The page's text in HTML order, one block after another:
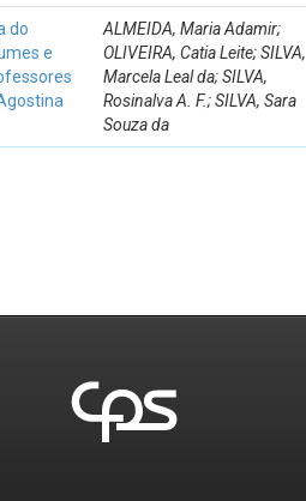
do
e
ALMEIDA, Maria Adamir;
OLIVEIRA, Catia Leite; SILVA,
Marcela Leal da; SILVA,
Rosinalva A. F.; SILVA, Sara
Souza da